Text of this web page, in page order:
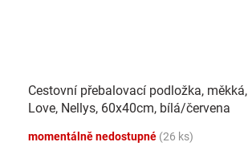
Cestovní přebalovací podložka,
Love, Nellys, 60x40cm, bílá/červena
momentálně nedostupné (26 ks)